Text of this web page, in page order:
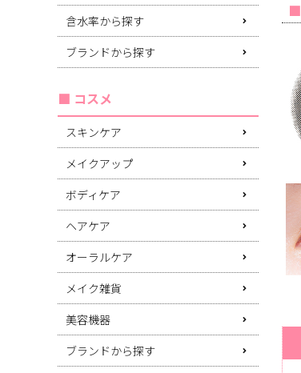
含水率から探す
ブランドから探す
コスメ
スキンケア
メイクアップ
ボディケア
ヘアケア
オーラルケア
メイク雑貨
美容機器
ブランドから探す